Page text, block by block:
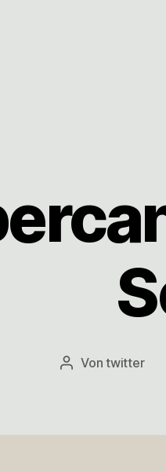
Beitragsautor
Vontwitter